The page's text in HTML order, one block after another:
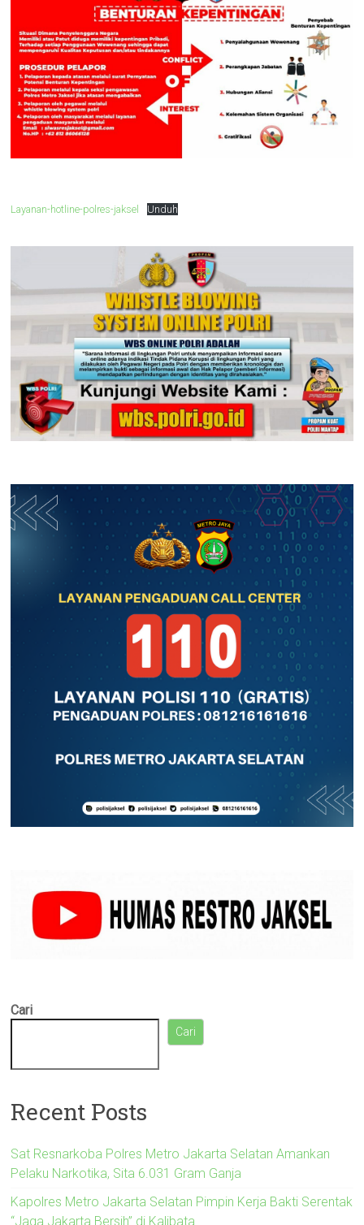
Layanan-hotline-polres-jaksel Unduh
Cari
Cari
Recent Posts
Sat Resnarkoba Polres Metro Jakarta Selatan Amankan
Pelaku Narkotika, Sita 6.031 Gram Ganja
Kapolres Metro Jakarta Selatan Pimpin Kerja Bakti Serentak
“Jaga Jakarta Bersih” di Kalibata